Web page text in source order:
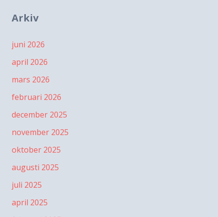
Arkiv
juni 2026
april 2026
mars 2026
februari 2026
december 2025
november 2025
oktober 2025
augusti 2025
juli 2025
april 2025